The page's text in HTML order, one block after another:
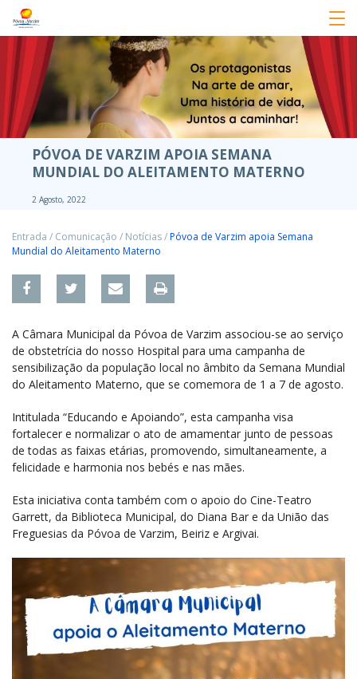
PÓVOA DE VARZIM APOIA SEMANA
MUNDIAL DO ALEITAMENTO MATERNO
2 Agosto, 2022
Entrada / Comunicação / Notícias/Póvoa de Varzim apoia Semana
Mundial do Aleitamento Materno
A Câmara Municipal da Póvoa de Varzim associou-se ao serviço
de obstetrícia do nosso Hospital para uma campanha de
sensibilização da população local no âmbito da Semana Mundial
do Aleitamento Materno, que se comemora de 1 a 7 de agosto.
Intitulada “Educando e Apoiando”, esta campanha visa
fortalecer e normalizar o ato de amamentar junto de pessoas
de todas as faixas etárias, promovendo, simultaneamente, a
felicidade e harmonia nos bebés e nas mães.
Esta iniciativa conta também com o apoio do Cine-Teatro
Garrett, da Biblioteca Municipal, do Diana Bar e da União das
Freguesias da Póvoa de Varzim, Beiriz e Argivai.